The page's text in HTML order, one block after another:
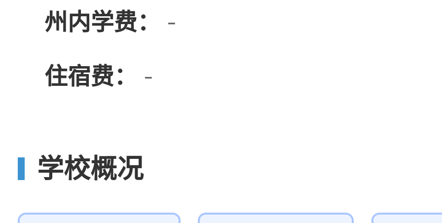
州内学费： -
住宿费： -
学校概况